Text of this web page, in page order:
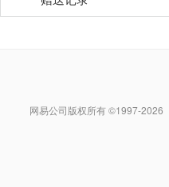
网易公司版权所有 ©1997-2026